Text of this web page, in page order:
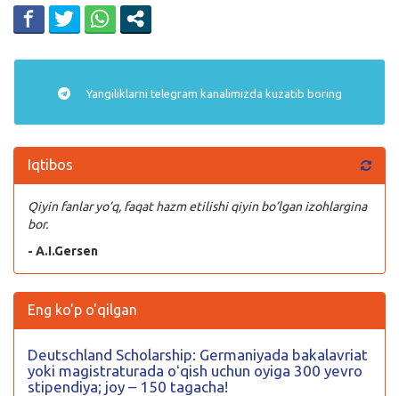
Yangiliklarni telegram kanalimizda kuzatib boring
Iqtibos
Qiyin fanlar yo’q, faqat hazm etilishi qiyin bo’lgan izohlargina
bor.
- A.I.Gersen
Eng ko'p o'qilgan
Deutschland Scholarship: Germaniyada bakalavriat
yoki magistraturada oʻqish uchun oyiga 300 yevro
stipendiya; joy – 150 tagacha!